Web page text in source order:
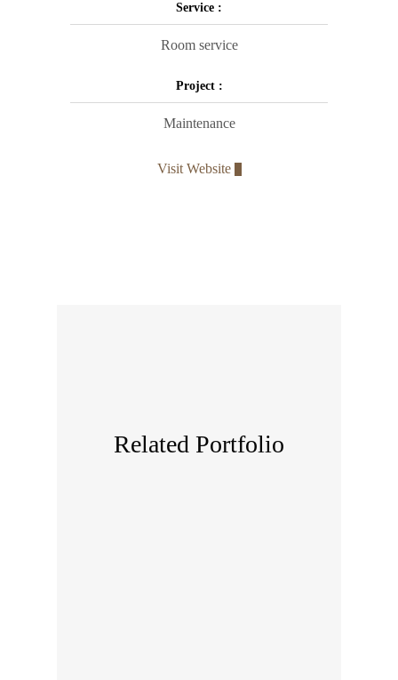
Service :
Room service
Project :
Maintenance
Visit Website
Related Portfolio